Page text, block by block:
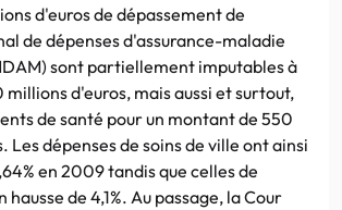
d'euros de dépassement de
de dépenses d'assurance-maladie
sont partiellement imputables à
millions d'euros, mais aussi et surtout,
de santé pour un montant de 550
Les dépenses de soins de ville ont ainsi
en 2009 tandis que celles de
de 4,1%. Au passage, la Cour